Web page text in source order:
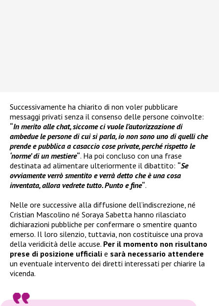
Successivamente ha chiarito di non voler pubblicare
messaggi privati senza il consenso delle persone coinvolte:
“In merito alle chat, siccome ci vuole l’autorizzazione di
ambedue le persone di cui si parla, io non sono uno di quelli che
prende e pubblica a casaccio cose private, perché rispetto le
‘norme’ di un mestiere“. Ha poi concluso con una frase
destinata ad alimentare ulteriormente il dibattito: “Se
ovviamente verrò smentito e verrà detto che è una cosa
inventata, allora vedrete tutto. Punto e fine“.
Nelle ore successive alla diffusione dell’indiscrezione, né
Cristian Mascolino né Soraya Sabetta hanno rilasciato
dichiarazioni pubbliche per confermare o smentire quanto
emerso. Il loro silenzio, tuttavia, non costituisce una prova
della veridicità delle accuse. Per il momento non risultano
prese di posizione ufficiali e sarà necessario attendere
un eventuale intervento dei diretti interessati per chiarire la
vicenda.